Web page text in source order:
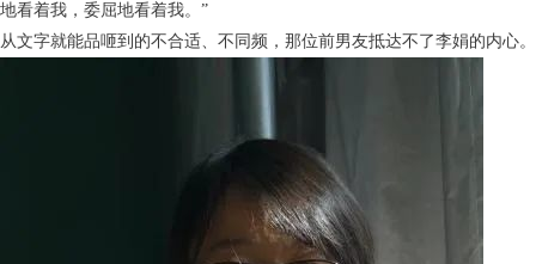
地看着我，委屈地看着我。”
从文字就能品咂到的不合适、不同频，那位前男友抵达不了李娟的内心。